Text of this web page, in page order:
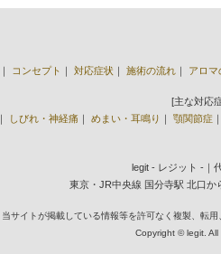
｜ コンセプト ｜ 対応症状 ｜ 施術の流れ ｜ アロマ
[主な対応
｜ しびれ・神経痛 ｜ めまい・耳鳴り ｜ 顎関節症
legit - レジット -
東京・JR中央線 国分寺駅 北口か
当サイトが掲載している情報等を許可なく複製、転
Copyright © legit.